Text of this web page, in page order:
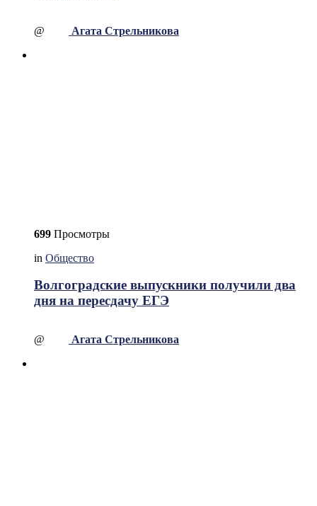
@ Агата Стрельникова
699 Просмотры
in Общество
Волгоградские выпускники получили два
дня на пересдачу ЕГЭ
@ Агата Стрельникова